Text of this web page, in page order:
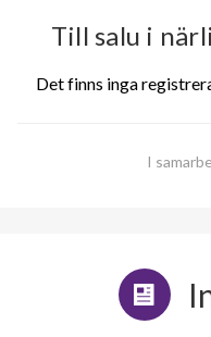
Till salu i
Det finns inga
I